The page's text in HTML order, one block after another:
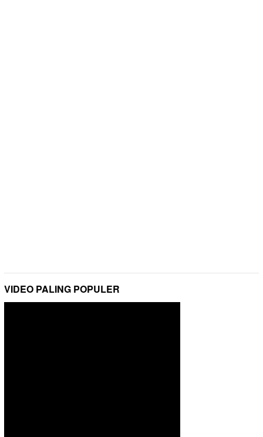
VIDEO PALING POPULER